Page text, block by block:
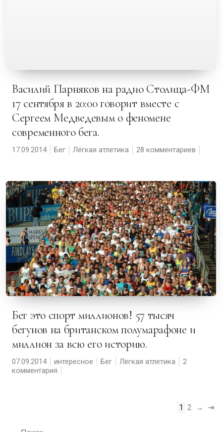
Василий Парняков на радио Столица-ФМ
17 сентября в 20:00 говорит вместе с
Сергеем Медведевым о феномене
современного бега.
17.09.2014 Бег Лёгкая атлетика 28 комментариев
Бег это спорт миллионов! 57 тысяч
бегунов на британском полумарафоне и
миллион за всю его историю.
07.09.2014 интересное Бег Лёгкая атлетика
2
комментария
1 2 → ⇥